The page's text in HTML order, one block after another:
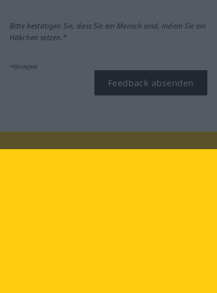
Bitte bestätigen Sie, dass Sie ein Mensch sind, indem Sie ein
Häkchen setzen.*
*Pflichtfeld
Feedback absenden